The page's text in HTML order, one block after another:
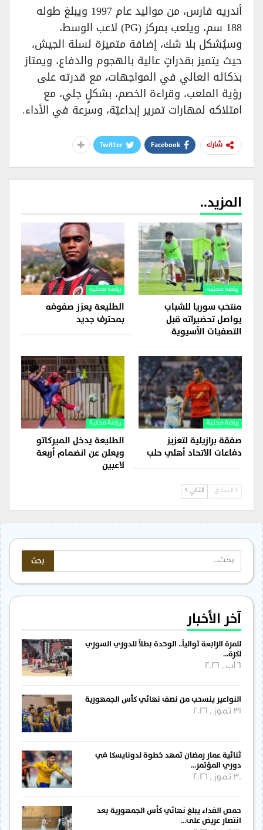
أندريه فارس، من مواليد عام 1997 ويبلغ طوله
188 سم، ويلعب بمركز (PG) لاعب الوسط،
وسيُشكل بلا شك، إضافة متميزة لسلة الجيش،
حيث يتميز بقدراتٍ عالية بالهجوم والدفاع، ويمتاز
بذكائه العالي في المواجهات، مع قدرته على
رؤية الملعب، وقراءة الخصم، بشكلٍ جلي، مع
امتلاكه لمهارات تمرير إبداعيّة، وسرعة في الأداء.
شارك Facebook
Twitter
المزيد..
رياضة محلية
منتخب سوريا للشباب
يواصل تحضيراته قبل
التصفيات الآسيوية
رياضة محلية
الطليعة يعزز صفوفه
بمحترف جديد
رياضة محلية
صفقة برازيلية لتعزيز
دفاعات الاتحاد أهلي حلب
رياضة محلية
الطليعة يدخل الميركاتو
ويعلن عن انضمام أربعة
لاعبين
السابق التالي
آخر الأخبار
للمرة الرابعة توالياً.. الوحدة بطلاً للدوري السوري
لكرة…
النواعير ينسحب من نصف نهائي كأس الجمهورية
31 تموز , 2026
ثنائية عمار رمضان تمهد خطوة لدونايسكا في
دوري المؤتمر…
30 تموز , 2026
حمص الفداء يبلغ نهائي كأس الجمهورية بعد
انتصار عريض على…